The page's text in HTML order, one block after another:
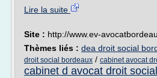
Lire la suite
Site : http://www.ev-
Thèmes liés : dea droit social
droit social bordeaux / cabinet avocat
cabinet d avocat droit social